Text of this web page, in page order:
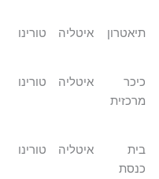
איטליה טורינו
איטליה טורינו
איטליה טורינו